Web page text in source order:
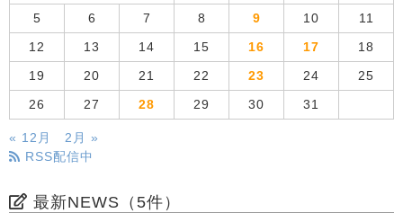
5 6 7 8 9 10 11
12 13 14 15 16 17 18
19 20 21 22 23 24 25
26 27 28 29 30 31
« 12月
2月 »
RSS配信中
最新NEWS（5件）